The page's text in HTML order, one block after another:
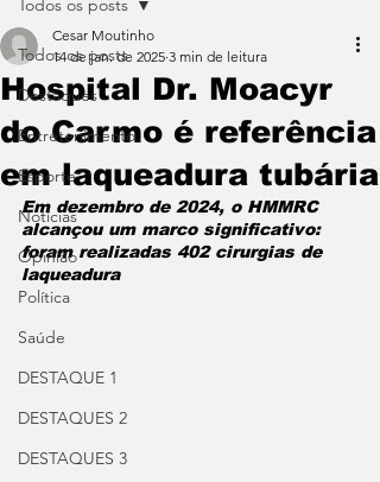
Todos os posts
Destaques
Entretenimento
Esporte
Notícias
Opinião
Política
Saúde
DESTAQUE 1
DESTAQUES 2
DESTAQUES 3
Todos os posts
Hospital Dr. Moacyr
do Carmo é referência
em laqueadura tubária
Cesar Moutinho
14 de jan. de 2025 3 min de leitura
Em dezembro de 2024, o HMMRC
alcançou um marco significativo:
foram realizadas 402 cirurgias de
laqueadura